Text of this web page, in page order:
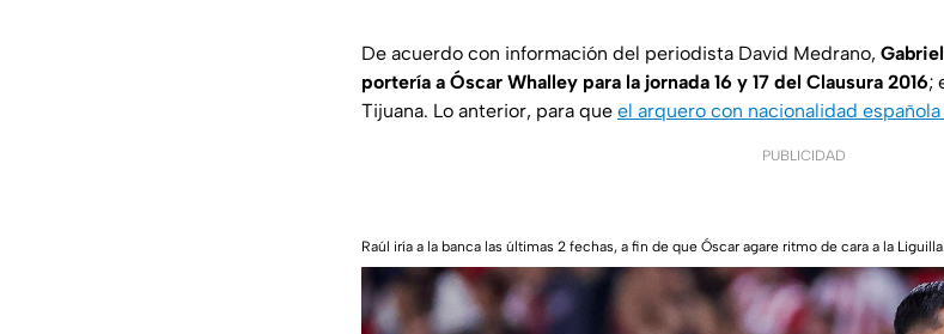
De acuerdo con información del periodista David Medrano,
portería a Óscar Whalley para la jornada 16 y 17 del Clausura 2016;
Tijuana. Lo anterior, para que el arquero con nacionalidad
PUBLICIDAD
Raúl iría a la banca las últimas 2 fechas, a fin de que Óscar agare ritmo de cara a la